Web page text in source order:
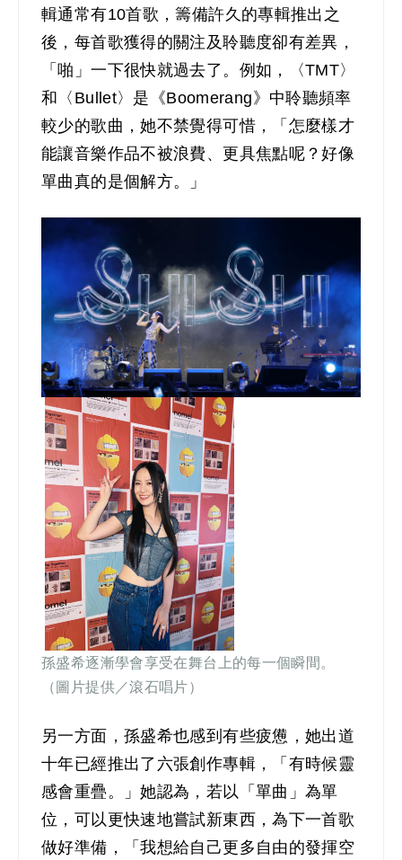
輯通常有10首歌，籌備許久的專輯推出之
後，每首歌獲得的關注及聆聽度卻有差異，
「啪」一下很快就過去了。例如，〈TMT〉
和〈Bullet〉是《Boomerang》中聆聽頻率
較少的歌曲，她不禁覺得可惜，「怎麼樣才
能讓音樂作品不被浪費、更具焦點呢？好像
單曲真的是個解方。」
孫盛希逐漸學會享受在舞台上的每一個瞬間。
（圖片提供／滾石唱片）
另一方面，孫盛希也感到有些疲憊，她出道
十年已經推出了六張創作專輯，「有時候靈
感會重疊。」她認為，若以「單曲」為單
位，可以更快速地嘗試新東西，為下一首歌
做好準備，「我想給自己更多自由的發揮空